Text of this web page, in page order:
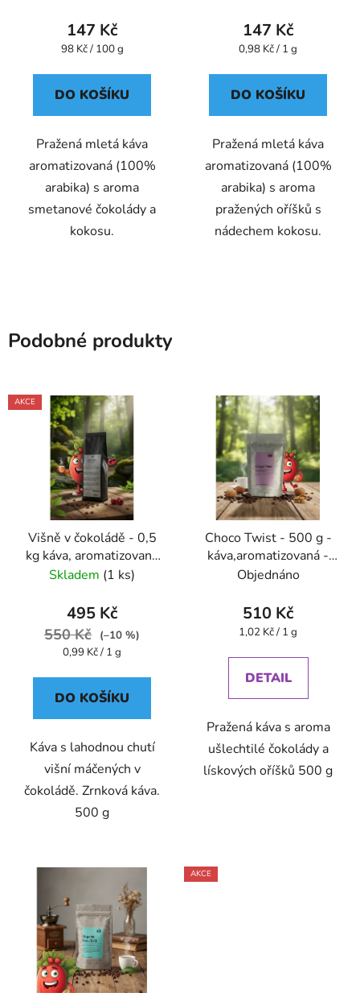
147 Kč
Měrná
98 Kč / 100 g
DO KOŠÍKU
Pražená mletá káva
aromatizovaná (100%
arabika) s aroma
smetanové čokolády a
kokosu.
147 Kč
Měrná
0,98 Kč / 1 g
DO KOŠÍKU
Pražená mletá káva
aromatizovaná (100%
arabika) s aroma
pražených oříšků s
nádechem kokosu.
Podobné produkty
AKCE
Višně v čokoládě - 0,5
kg káva, aromatizovaná
- Oxalis
Skladem (1 ks)
495 Kč
550 Kč
(–10 %)
Měrná
0,99 Kč / 1 g
DO KOŠÍKU
Káva s lahodnou chutí
višní máčených v
čokoládě. Zrnková káva.
500 g
Choco Twist - 500 g -
káva,aromatizovaná -
Oxalis
Objednáno
510 Kč
Měrná
1,02 Kč / 1 g
DETAIL
Pražená káva s aroma
ušlechtilé čokolády a
lískových oříšků 500 g
AKCE